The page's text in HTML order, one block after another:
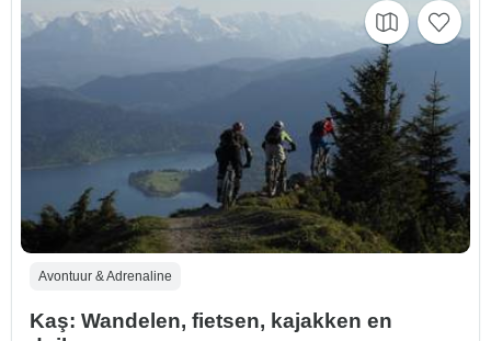
Avontuur & Adrenaline
Kaş: Wandelen, fietsen, kajakken en